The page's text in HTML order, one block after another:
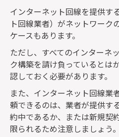
インターネット回線を提供す
ト回線業者）がネットワーク
ケースもあります。
ただし、すべてのインターネ
ク構築を請け負っているとは
認しておく必要があります。
また、インターネット回線業
頼できるのは、業者が提供す
約中であるか、または新規契
限られるため注意しましょう。